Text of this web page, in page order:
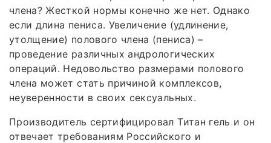
члена? Жесткой нормы конечно же нет. Однако
если длина пениса. Увеличение (удлинение,
утолщение) полового члена (пениса) –
проведение различных андрологических
операций. Недовольство размерами полового
члена может стать причиной комплексов,
неуверенности в своих сексуальных.
Производитель сертифицировал Титан гель и он
отвечает требованиям Российского и